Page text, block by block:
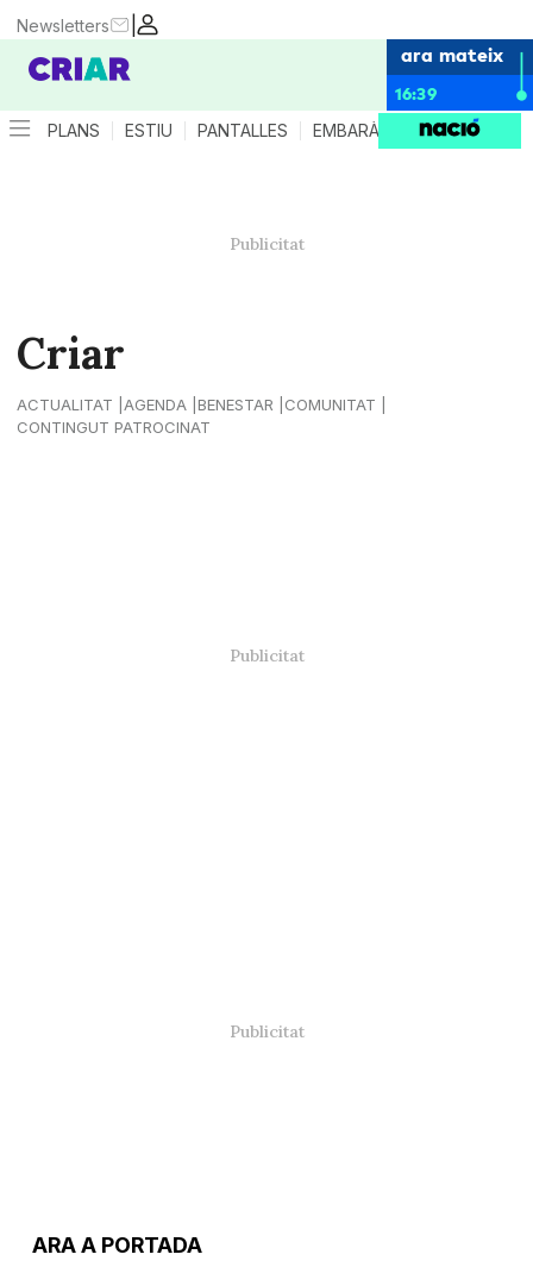
|
Newsletters
ara mateix
16:39
PLANS ESTIU PANTALLES EMBARÀS CRIANÇA
Criar
ACTUALITAT AGENDA BENESTAR
COMUNITAT
CONTINGUT PATROCINAT
ARA A PORTADA